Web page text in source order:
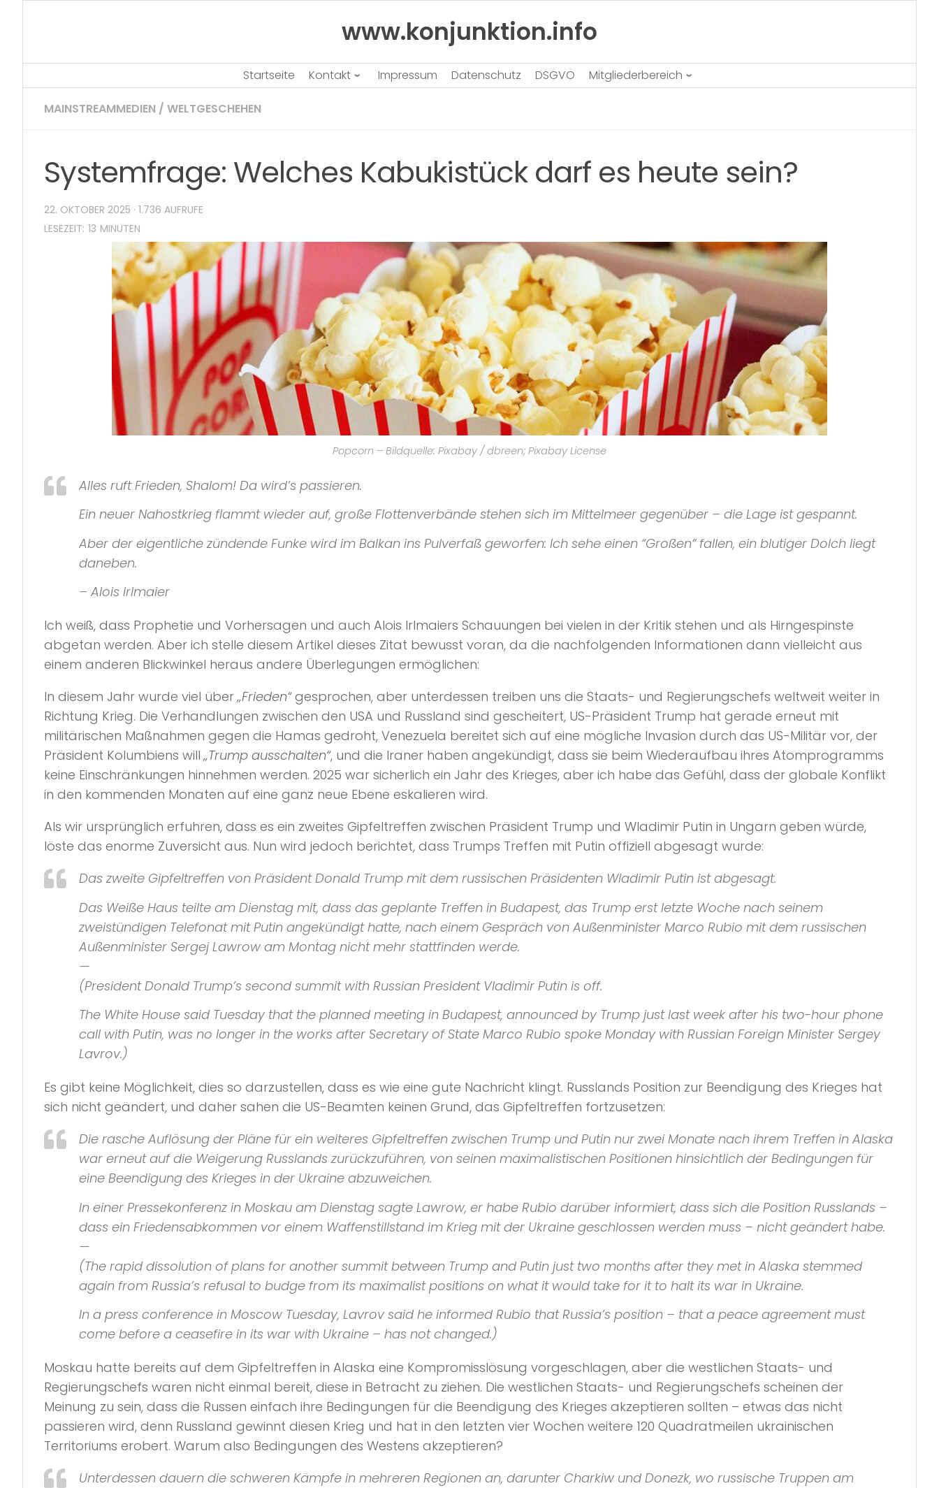
www.konjunktion.info
Startseite Kontakt Impressum Datenschutz DSGVO Mitgliederbereich
MAINSTREAMMEDIEN / WELTGESCHEHEN
Systemfrage: Welches Kabukistück darf es heute sein?
22. OKTOBER 2025 · 1.736 AUFRUFE
Popcorn – Bildquelle: Pixabay / dbreen; Pixabay License
Alles ruft Frieden, Shalom! Da wird’s passieren.
Ein neuer Nahostkrieg flammt wieder auf, große Flottenverbände stehen sich im Mittelmeer gegenüber – die Lage ist gespannt.
Aber der eigentliche zündende Funke wird im Balkan ins Pulverfaß geworfen: Ich sehe einen “Großen” fallen, ein blutiger Dolch liegt
daneben.
– Alois Irlmaier
Ich weiß, dass Prophetie und Vorhersagen und auch Alois Irlmaiers Schauungen bei vielen in der Kritik stehen und als Hirngespinste
abgetan werden. Aber ich stelle diesem Artikel dieses Zitat bewusst voran, da die nachfolgenden Informationen dann vielleicht aus
einem anderen Blickwinkel heraus andere Überlegungen ermöglichen:
In diesem Jahr wurde viel über„Frieden“gesprochen, aber unterdessen treiben uns die Staats- und Regierungschefs weltweit weiter in
Richtung Krieg. Die Verhandlungen zwischen den USA und Russland sind gescheitert, US-Präsident Trump hat gerade erneut mit
militärischen Maßnahmen gegen die Hamas gedroht, Venezuela bereitet sich auf eine mögliche Invasion durch das US-Militär vor, der
Präsident Kolumbiens will„Trump ausschalten“, und die Iraner haben angekündigt, dass sie beim Wiederaufbau ihres Atomprogramms
keine Einschränkungen hinnehmen werden. 2025 war sicherlich ein Jahr des Krieges, aber ich habe das Gefühl, dass der globale Konflikt
in den kommenden Monaten auf eine ganz neue Ebene eskalieren wird.
Als wir ursprünglich erfuhren, dass es ein zweites Gipfeltreffen zwischen Präsident Trump und Wladimir Putin in Ungarn geben würde,
löste das enorme Zuversicht aus. Nun wird jedoch berichtet, dass Trumps Treffen mit Putin offiziell abgesagt wurde:
Das zweite Gipfeltreffen von Präsident Donald Trump mit dem russischen Präsidenten Wladimir Putin ist abgesagt.
Das Weiße Haus teilte am Dienstag mit, dass das geplante Treffen in Budapest, das Trump erst letzte Woche nach seinem
zweistündigen Telefonat mit Putin angekündigt hatte, nach einem Gespräch von Außenminister Marco Rubio mit dem russischen
Außenminister Sergej Lawrow am Montag nicht mehr stattfinden werde.
—
(President Donald Trump’s second summit with Russian President Vladimir Putin is off.
The White House said Tuesday that the planned meeting in Budapest, announced by Trump just last week after his two-hour phone
call with Putin, was no longer in the works after Secretary of State Marco Rubio spoke Monday with Russian Foreign Minister Sergey
Lavrov.)
Es gibt keine Möglichkeit, dies so darzustellen, dass es wie eine gute Nachricht klingt. Russlands Position zur Beendigung des Krieges hat
sich nicht geändert, und daher sahen die US-Beamten keinen Grund, das Gipfeltreffen fortzusetzen:
Die rasche Auflösung der Pläne für ein weiteres Gipfeltreffen zwischen Trump und Putin nur zwei Monate nach ihrem Treffen in Alaska
war erneut auf die Weigerung Russlands zurückzuführen, von seinen maximalistischen Positionen hinsichtlich der Bedingungen für
eine Beendigung des Krieges in der Ukraine abzuweichen.
In einer Pressekonferenz in Moskau am Dienstag sagte Lawrow, er habe Rubio darüber informiert, dass sich die Position Russlands –
dass ein Friedensabkommen vor einem Waffenstillstand im Krieg mit der Ukraine geschlossen werden muss – nicht geändert habe.
—
(The rapid dissolution of plans for another summit between Trump and Putin just two months after they met in Alaska stemmed
again from Russia’s refusal to budge from its maximalist positions on what it would take for it to halt its war in Ukraine.
In a press conference in Moscow Tuesday, Lavrov said he informed Rubio that Russia’s position – that a peace agreement must
come before a ceasefire in its war with Ukraine – has not changed.)
Moskau hatte bereits auf dem Gipfeltreffen in Alaska eine Kompromisslösung vorgeschlagen, aber die westlichen Staats- und
Regierungschefs waren nicht einmal bereit, diese in Betracht zu ziehen. Die westlichen Staats- und Regierungschefs scheinen der
Meinung zu sein, dass die Russen einfach ihre Bedingungen für die Beendigung des Krieges akzeptieren sollten – etwas das nicht
passieren wird, denn Russland gewinnt diesen Krieg und hat in den letzten vier Wochen weitere 120 Quadratmeilen ukrainischen
Territoriums erobert. Warum also Bedingungen des Westens akzeptieren?
Unterdessen dauern die schweren Kämpfe in mehreren Regionen an, darunter Charkiw und Donezk, wo russische Truppen am